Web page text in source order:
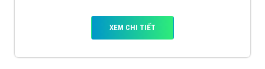
XEM CHI TIẾT